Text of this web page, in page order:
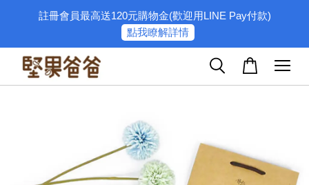
註冊會員最高送120元購物金(歡迎用LINE Pay付款)
點我瞭解詳情